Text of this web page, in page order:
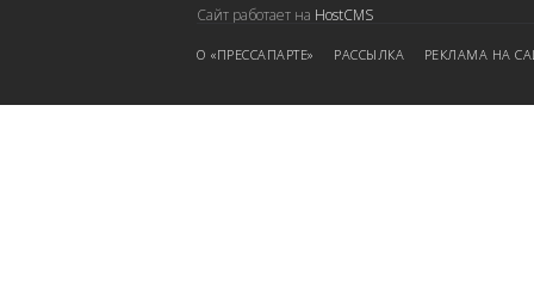
Сайт работает на HostCMS
О «ПРЕССАПАРТЕ» РАССЫЛКА РЕКЛАМА НА